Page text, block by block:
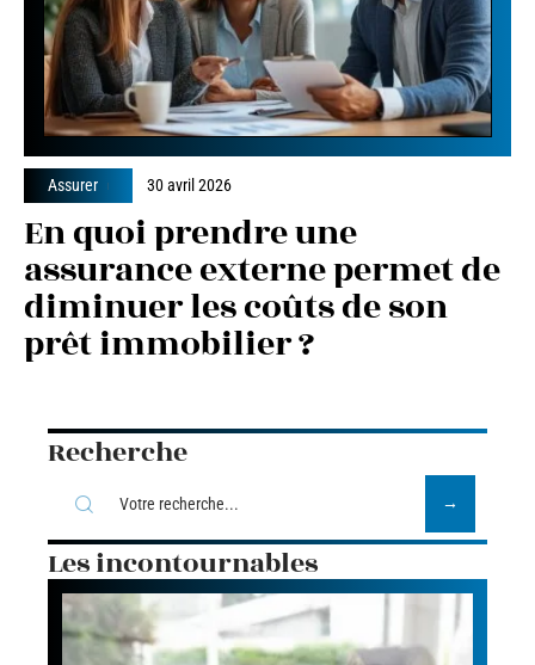
Assurer 30 avril 2026
En quoi prendre une
assurance externe permet de
diminuer les coûts de son
prêt immobilier ?
Recherche
Les incontournables